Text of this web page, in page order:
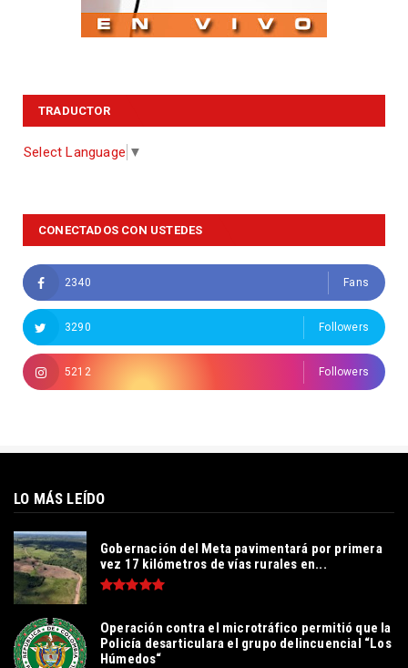
TRADUCTOR
Select Language ▼
CONECTADOS CON USTEDES
2340 Fans
3290 Followers
5212 Followers
LO MÁS LEÍDO
Gobernación del Meta pavimentará por primera
vez 17 kilómetros de vías rurales en...
Operación contra el microtráfico permitió que la
Policía desarticulara el grupo delincuencial “Los
Húmedos“